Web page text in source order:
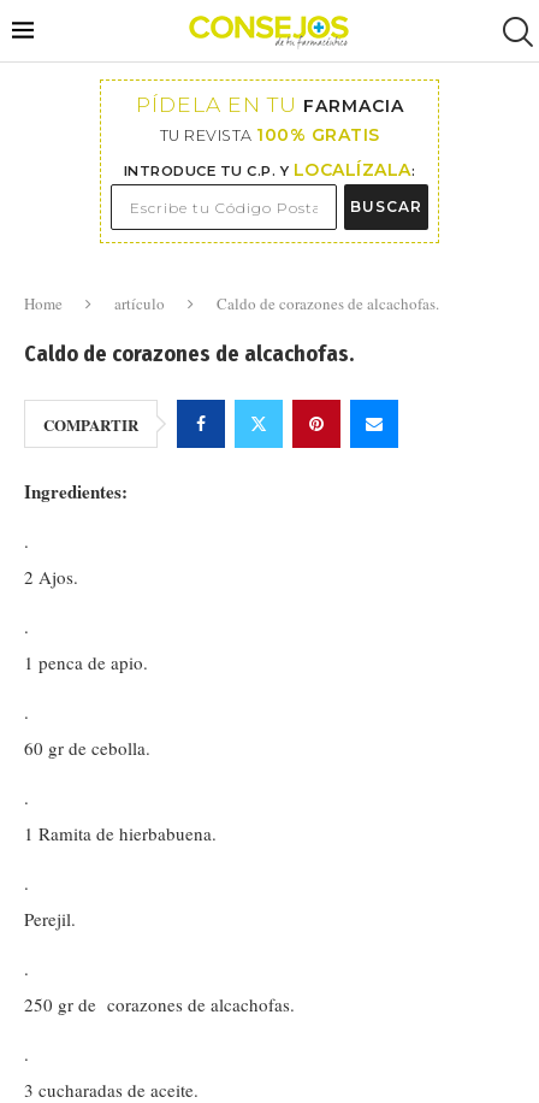
PÍDELA EN TU FARMACIA
TU REVISTA 100% GRATIS
INTRODUCE TU C.P. Y LOCALÍZALA:
BUSCAR
Home artículo Caldo de corazones de alcachofas.
Caldo de corazones de alcachofas.
COMPARTIR
Ingredientes:
·
2 Ajos.
·
1 penca de apio.
·
60 gr de cebolla.
·
1 Ramita de hierbabuena.
·
Perejil.
·
250 gr de corazones de alcachofas.
·
3 cucharadas de aceite.